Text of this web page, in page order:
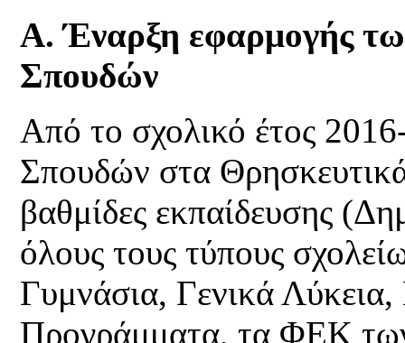
Α. Έναρξη εφαρμογής
Σπουδών
Από το σχολικό έτος
Σπουδών στα
βαθμίδες εκπαίδευσης
όλους τους τύπους
Γυμνάσια, Γενικά
Προγράμματα, τα ΦΕΚ